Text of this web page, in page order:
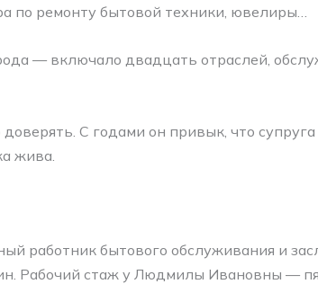
по ремонту бытовой техники, ювелиры…
— включало двадцать отраслей,
С годами он привык, что
жива.
работник бытового обслуживания и
Рабочий стаж у Людмилы Ивановны —